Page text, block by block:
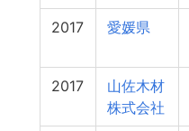
2017 愛媛県
2017
山佐木材
株式会社